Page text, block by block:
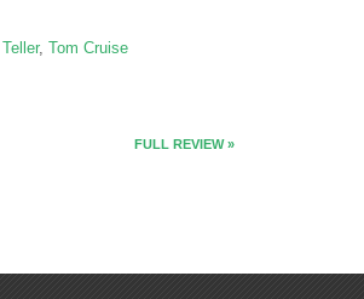
, Tom Cruise
FULL REVIEW »